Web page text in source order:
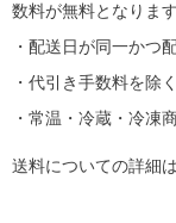
数料が無料となります
・配送日が同一かつ
・代引き手数料を除く
・常温・冷蔵・冷凍
送料についての詳細は